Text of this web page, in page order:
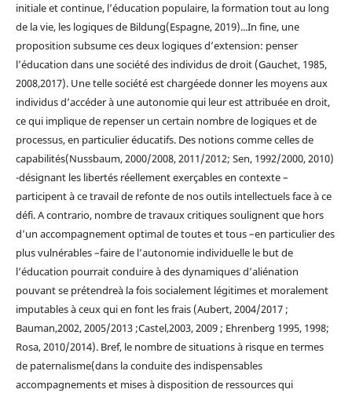
initiale et continue, l’éducation populaire, la formation tout au long
de la vie, les logiques de Bildung(Espagne, 2019)...In fine, une
proposition subsume ces deux logiques d’extension: penser
l’éducation dans une société des individus de droit (Gauchet, 1985,
2008,2017). Une telle société est chargéede donner les moyens aux
individus d’accéder à une autonomie qui leur est attribuée en droit,
ce qui implique de repenser un certain nombre de logiques et de
processus, en particulier éducatifs. Des notions comme celles de
capabilités(Nussbaum, 2000/2008, 2011/2012; Sen, 1992/2000, 2010)
-désignant les libertés réellement exerçables en contexte –
participent à ce travail de refonte de nos outils intellectuels face à ce
défi. A contrario, nombre de travaux critiques soulignent que hors
d’un accompagnement optimal de toutes et tous –en particulier des
plus vulnérables –faire de l’autonomie individuelle le but de
l’éducation pourrait conduire à des dynamiques d’aliénation
pouvant se prétendreà la fois socialement légitimes et moralement
imputables à ceux qui en font les frais (Aubert, 2004/2017 ;
Bauman,2002, 2005/2013 ;Castel,2003, 2009 ; Ehrenberg 1995, 1998;
Rosa, 2010/2014). Bref, le nombre de situations à risque en termes
de paternalisme(dans la conduite des indispensables
accompagnements et mises à disposition de ressources qui